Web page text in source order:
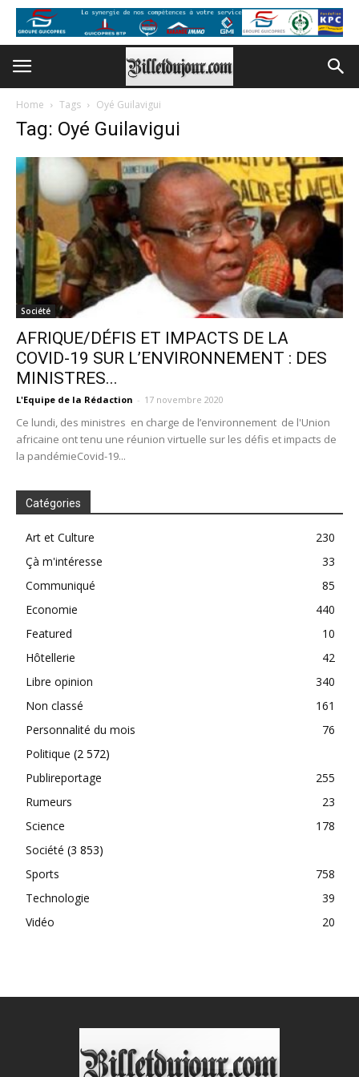
Home Tags Oyé Guilavigui
Tag: Oyé Guilavigui
Société
AFRIQUE/DÉFIS ET IMPACTS DE LA
COVID-19 SUR L’ENVIRONNEMENT : DES
MINISTRES...
L'Equipe de la Rédaction - 17 novembre 2020
Ce lundi, des ministres en charge de l’environnement de l'Union
africaine ont tenu une réunion virtuelle sur les défis et impacts de
la pandémieCovid-19...
Catégories
Art et Culture
230
Çà m'intéresse
33
Communiqué
85
Economie
440
Featured
10
Hôtellerie
42
Libre opinion
340
Non classé
161
Personnalité du mois
76
Politique (2 572)
Publireportage
255
Rumeurs
23
Science
178
Société (3 853)
Sports
758
Technologie
39
Vidéo
20